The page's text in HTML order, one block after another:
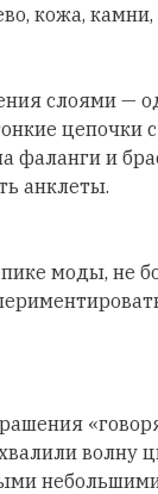
кожа,
слоями —
цепочки
фаланги и
анклеты.
моды, не
волну